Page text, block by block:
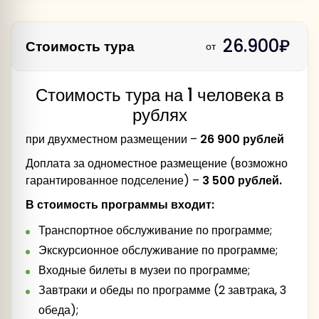
14:30 – 16:30 – Автобусно-пешеходная
экскурсия «Столица Поморья».
Мыс Пур-Наволок - историческое место, где
была заложена первоначальная крепость.
Памятник Петру I – мы расскажем, почему
первый российский император трижды
посещал Архангельск и как его визиты
повлияли на судьбу города как
12:00 – Экскурсия в музее деревянного
корабельной славы.
11:00 – Поездка на остров Ягры – берег
Белого моря.
Стоимость тура от 26.900₽
Стоимость тура на 1 человека в
рублях
при двухместном размещении – 26 900 рублей
Доплата за одноместное размещение (возможно
гарантированное подселение) – 3 500 рублей.
В стоимость программы входит:
Транспортное обслуживание по программе;
Экскурсионное обслуживание по программе;
Входные билеты в музеи по программе;
Завтраки и обеды по программе (2 завтрака, 3
обеда);